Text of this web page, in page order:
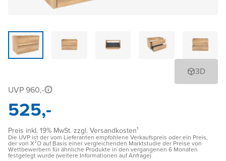
3D
UVP 960,-
525,-
Preis inkl. 19% MwSt. zzgl. Versandkosten¹
Die UVP ist der vom Lieferanten empfohlene Verkaufspreis oder ein Preis,
der von X²O auf Basis einer vergleichenden Marktstudie der Preise von
Wettbewerbern für ähnliche Produkte in den vergangenen 6 Monaten
festgelegt wurde (weitere Informationen auf Anfrage)